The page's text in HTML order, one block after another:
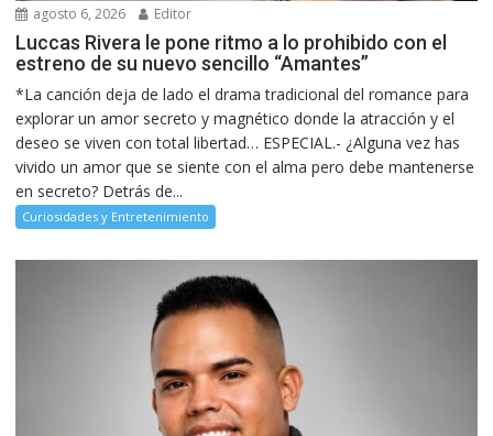
agosto 6, 2026 Editor
Luccas Rivera le pone ritmo a lo prohibido con el
estreno de su nuevo sencillo “Amantes”
*La canción deja de lado el drama tradicional del romance para
explorar un amor secreto y magnético donde la atracción y el
deseo se viven con total libertad… ESPECIAL.- ¿Alguna vez has
vivido un amor que se siente con el alma pero debe mantenerse
en secreto? Detrás de...
Curiosidades y Entretenimiento